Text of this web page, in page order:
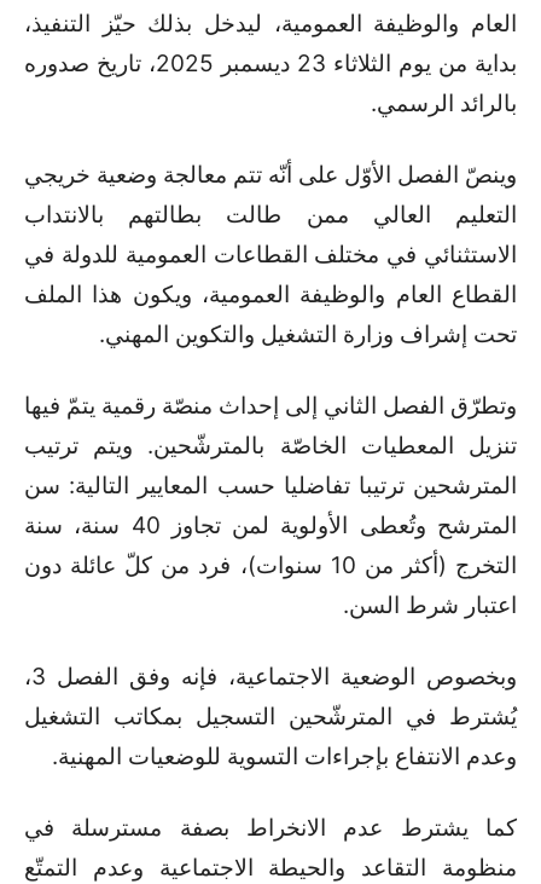
العام والوظيفة العمومية، ليدخل بذلك حيّز التنفيذ،
بداية من يوم الثلاثاء 23 ديسمبر 2025، تاريخ صدوره
بالرائد الرسمي.
وينصّ الفصل الأوّل على أنّه تتم معالجة وضعية خريجي
التعليم العالي ممن طالت بطالتهم بالانتداب
الاستثنائي في مختلف القطاعات العمومية للدولة في
القطاع العام والوظيفة العمومية، ويكون هذا الملف
تحت إشراف وزارة التشغيل والتكوين المهني.
وتطرّق الفصل الثاني إلى إحداث منصّة رقمية يتمّ فيها
تنزيل المعطيات الخاصّة بالمترشّحين. ويتم ترتيب
المترشحين ترتيبا تفاضليا حسب المعايير التالية: سن
المترشح وتُعطى الأولوية لمن تجاوز 40 سنة، سنة
التخرج (أكثر من 10 سنوات)، فرد من كلّ عائلة دون
اعتبار شرط السن.
وبخصوص الوضعية الاجتماعية، فإنه وفق الفصل 3،
يُشترط في المترشّحين التسجيل بمكاتب التشغيل
وعدم الانتفاع بإجراءات التسوية للوضعيات المهنية.
كما يشترط عدم الانخراط بصفة مسترسلة في
منظومة التقاعد والحيطة الاجتماعية وعدم التمتّع